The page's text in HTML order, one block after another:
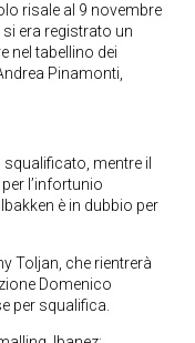
risale al 9 novembre
era registrato un
nel tabellino dei
Pinamonti,
mentre il
l’infortunio
è in dubbio per
Toljan, che rientrerà
Domenico
per squalifica.